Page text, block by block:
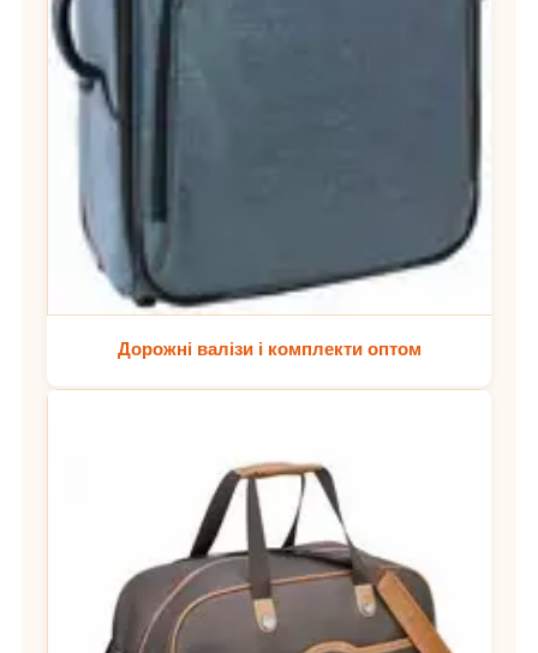
Дорожні валізи і комплекти оптом